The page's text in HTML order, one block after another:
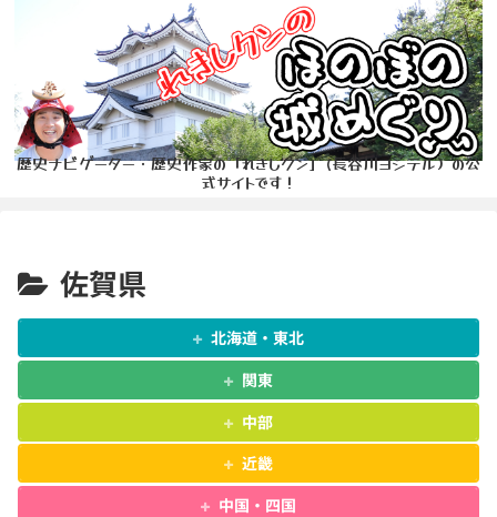
歴史ナビゲーター・歴史作家の「れきしクン」(長谷川ヨシテル）の公
式サイトです！
佐賀県
北海道・東北
関東
中部
近畿
中国・四国